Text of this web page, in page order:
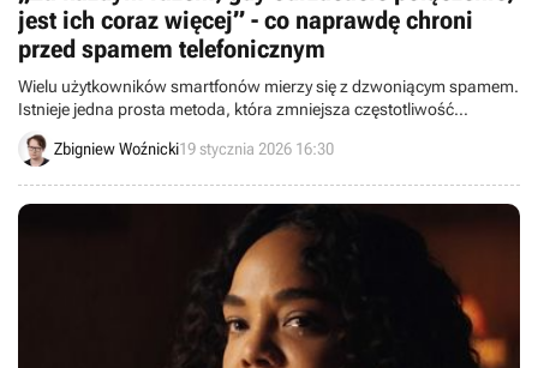
jest ich coraz więcej” - co naprawdę chroni
przed spamem telefonicznym
Wielu użytkowników smartfonów mierzy się z dzwoniącym spamem.
Istnieje jedna prosta metoda, która zmniejsza częstotliwość
niechcianych połączeń.
Zbigniew Woźnicki19 stycznia 2026 16:30